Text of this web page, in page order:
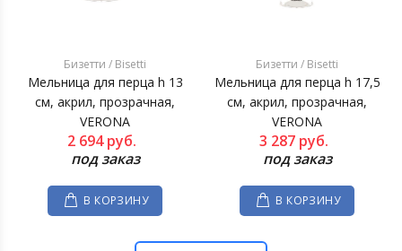
Бизетти / Bisetti
Мельница для перца h 13
см, акрил, прозрачная,
VERONA
2 694руб.
под заказ
В КОРЗИНУ
Бизетти / Bisetti
Мельница для перца h 17,5
см, акрил, прозрачная,
VERONA
3 287 руб.
под заказ
В КОРЗИНУ